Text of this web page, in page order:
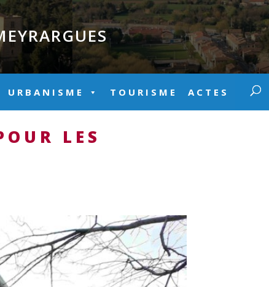
URBANISME TOURISME ACTES
LES